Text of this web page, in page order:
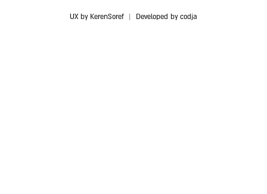
UX by KerenSoref Developed by codja